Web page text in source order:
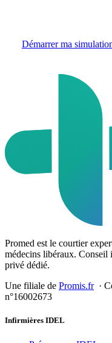
Démarrer ma
Promed est le courtier
médecins libéraux. Conseil
privé dédié.
Une filiale de Promis.fr·
n°16002673
Infirmières IDEL